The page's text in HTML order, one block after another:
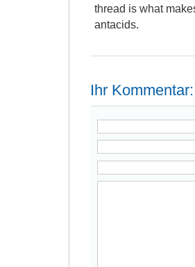
thread is what
antacids.
Ihr Kommentar: